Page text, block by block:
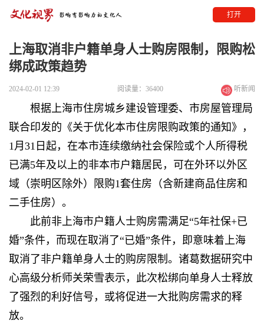
打开
上海取消非户籍单身人士购房限制，限购松
绑成政策趋势
2024-02-01 12:39 阅读量：36400 听新闻
根据上海市住房城乡建设管理委、市房屋管理局
联合印发的《关于优化本市住房限购政策的通知》，
1月31日起，在本市连续缴纳社会保险或个人所得税
已满5年及以上的非本市户籍居民，可在外环以外区
域（崇明区除外）限购1套住房（含新建商品住房和
二手住房）。
此前非上海市户籍人士购房需满足“5年社保+已
婚”条件，而现在取消了“已婚”条件，即意味着上海
取消了非户籍单身人士的购房限制。诸葛数据研究中
心高级分析师关荣雪表示，此次松绑向单身人士释放
了强烈的利好信号，或将促进一大批购房需求的释
放。